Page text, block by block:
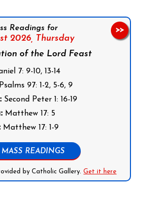
Readings for
2026, Thursday
of the Lord Feast
7: 9-10, 13-14
Psalms 97: 1-2, 5-6, 9
Second Peter 1: 16-19
Matthew 17: 5
Matthew 17: 1-9
READINGS
by Catholic Gallery.Get it here
>>